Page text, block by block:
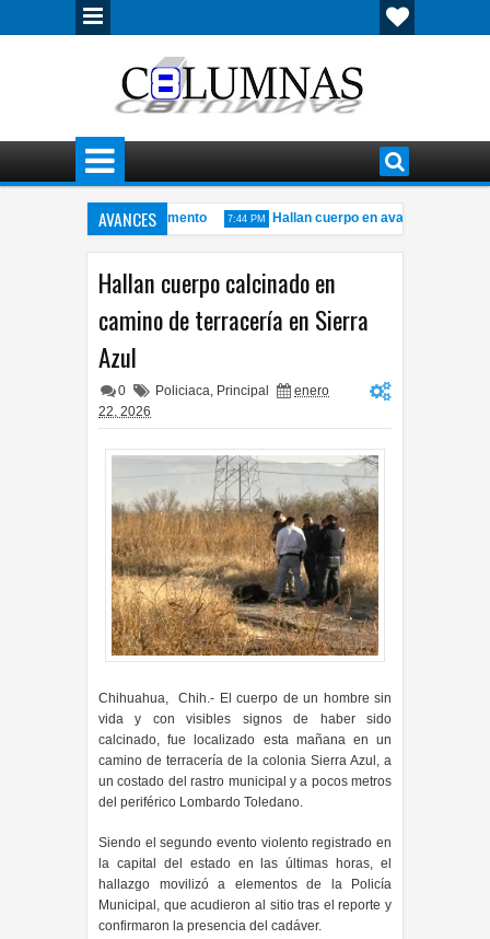
AVANCES
en Granjas Sacramento 7:44 PM
Hallan cuerpo en avanzado estado
Hallan cuerpo calcinado en
camino de terracería en Sierra
Azul
0 Policiaca, Principal
enero
22, 2026
Chihuahua, Chih.- El cuerpo de un hombre sin
vida y con visibles signos de haber sido
calcinado, fue localizado esta mañana en un
camino de terracería de la colonia Sierra Azul, a
un costado del rastro municipal y a pocos metros
del periférico Lombardo Toledano.
Siendo el segundo evento violento registrado en
la capital del estado en las últimas horas, el
hallazgo movilizó a elementos de la Policía
Municipal, que acudieron al sitio tras el reporte y
confirmaron la presencia del cadáver.